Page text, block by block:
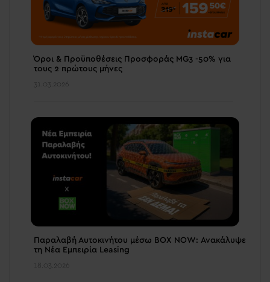
Όροι & Προϋποθέσεις Προσφοράς MG3 -50% για
τους 2 πρώτους μήνες
31.03.2026
Παραλαβή Αυτοκινήτου μέσω BOX NOW: Ανακάλυψε
τη Νέα Εμπειρία Leasing
18.03.2026